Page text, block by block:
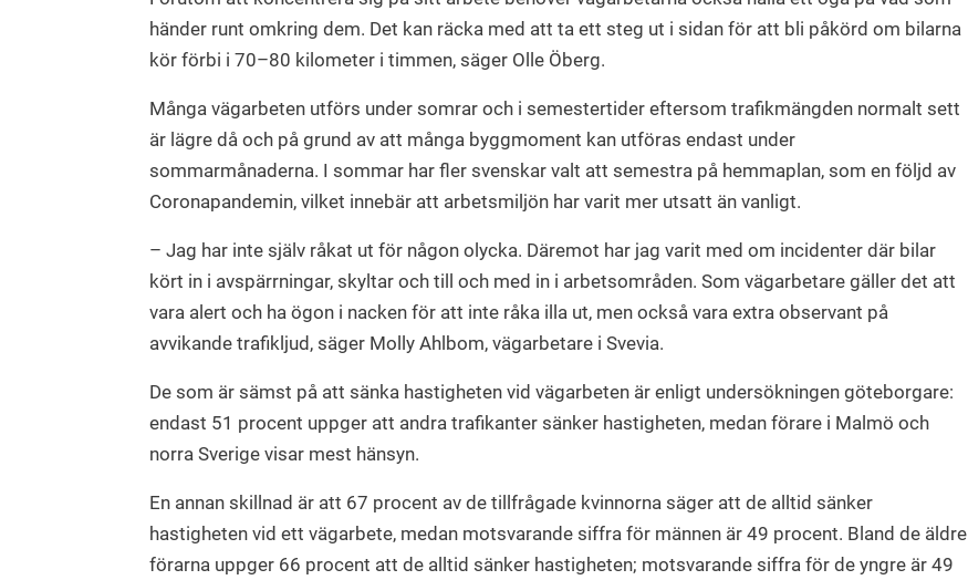
händer runt omkring dem. Det kan räcka med att ta ett steg ut i sidan för att bli påkörd om bilarna
kör förbi i 70–80 kilometer i timmen, säger Olle Öberg.
Många vägarbeten utförs under somrar och i semestertider eftersom trafikmängden normalt sett
är lägre då och på grund av att många byggmoment kan utföras endast under
sommarmånaderna. I sommar har fler svenskar valt att semestra på hemmaplan, som en följd av
Coronapandemin, vilket innebär att arbetsmiljön har varit mer utsatt än vanligt.
– Jag har inte själv råkat ut för någon olycka. Däremot har jag varit med om incidenter där bilar
kört in i avspärrningar, skyltar och till och med in i arbetsområden. Som vägarbetare gäller det att
vara alert och ha ögon i nacken för att inte råka illa ut, men också vara extra observant på
avvikande trafikljud, säger Molly Ahlbom, vägarbetare i Svevia.
De som är sämst på att sänka hastigheten vid vägarbeten är enligt undersökningen göteborgare:
endast 51 procent uppger att andra trafikanter sänker hastigheten, medan förare i Malmö och
norra Sverige visar mest hänsyn.
En annan skillnad är att 67 procent av de tillfrågade kvinnorna säger att de alltid sänker
hastigheten vid ett vägarbete, medan motsvarande siffra för männen är 49 procent. Bland de äldre
förarna uppger 66 procent att de alltid sänker hastigheten; motsvarande siffra för de yngre är 49